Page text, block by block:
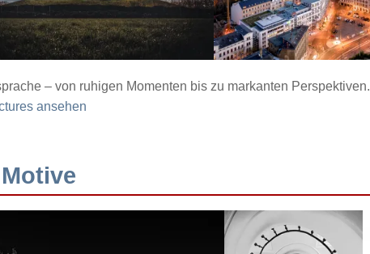
– von ruhigen Momenten bis zu markanten Perspektiven.
ansehen